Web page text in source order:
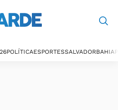
POLÍTICAESPORTESSALVADORBAHIA